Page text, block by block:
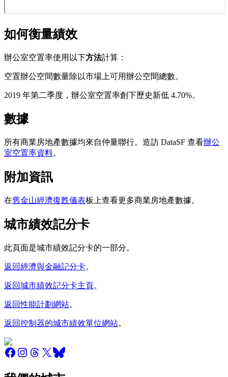
如何衡量績效
辦公室空置率使用以下方法計算：
空置辦公空間數量除以市場上可用辦公空間總數。
2019 年第二季度，辦公室空置率創下歷史新低 4.70%。
數據
所有商業房地產數據均來自仲量聯行。造訪 DataSF 查看辦公
室空置率資料。
附加資訊
在舊金山經濟復甦儀表板上查看更多商業房地產數據。
城市績效記分卡
此頁面是城市績效記分卡的一部分。
返回經濟與金融記分卡。
返回城市績效記分卡主頁。
返回性能計劃網站。
返回控制器的城市績效單位網站。